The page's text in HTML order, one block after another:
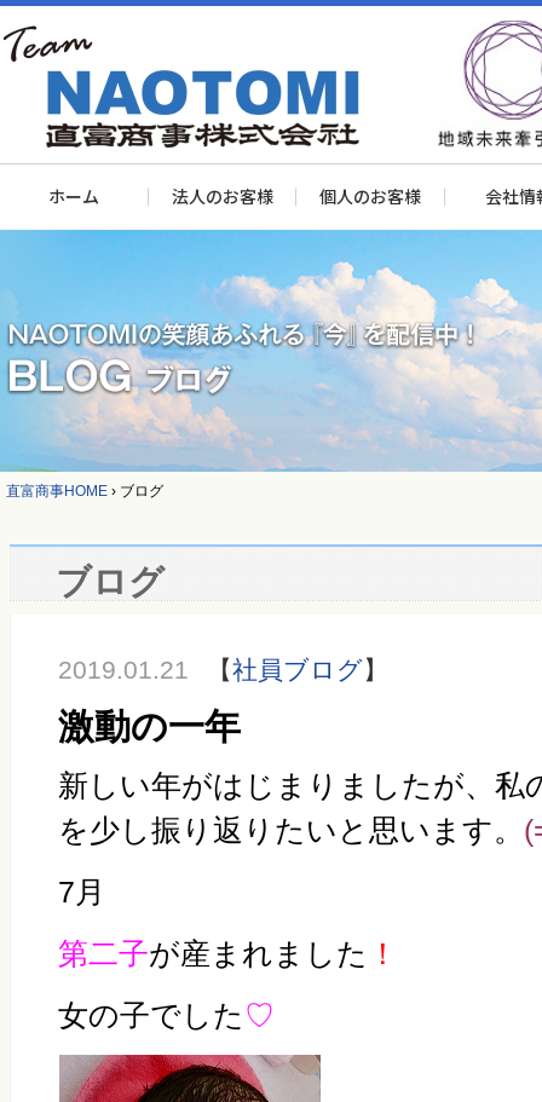
ホーム 法人のお客様 個人のお客様 会社情
直富商事HOME › ブログ
ブログ
2019.01.21 【社員ブログ】
激動の一年
新しい年がはじまりましたが、私
を少し振り返りたいと思います。
7月
第二子が産まれました ！
女の子でした ♡